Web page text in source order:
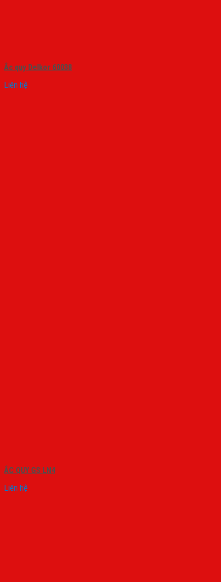
Ắc quy Delkor 60038
Liên hệ
ẮC QUY GS LN4
Liên hệ